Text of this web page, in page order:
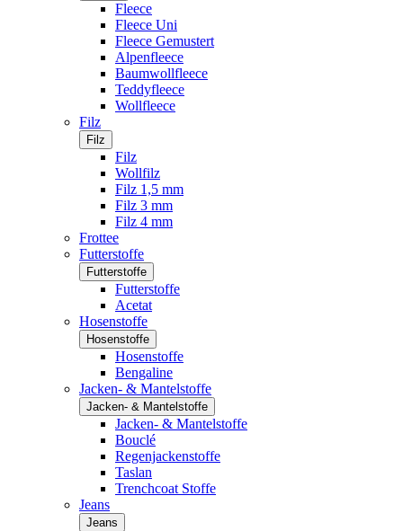
Fleece
Fleece Uni
Fleece Gemustert
Alpenfleece
Baumwollfleece
Teddyfleece
Wollfleece
Filz
Filz
Filz
Wollfilz
Filz 1,5 mm
Filz 3 mm
Filz 4 mm
Frottee
Futterstoffe
Futterstoffe
Futterstoffe
Acetat
Hosenstoffe
Hosenstoffe
Hosenstoffe
Bengaline
Jacken- & Mantelstoffe
Jacken- & Mantelstoffe
Jacken- & Mantelstoffe
Bouclé
Regenjackenstoffe
Taslan
Trenchcoat Stoffe
Jeans
Jeans